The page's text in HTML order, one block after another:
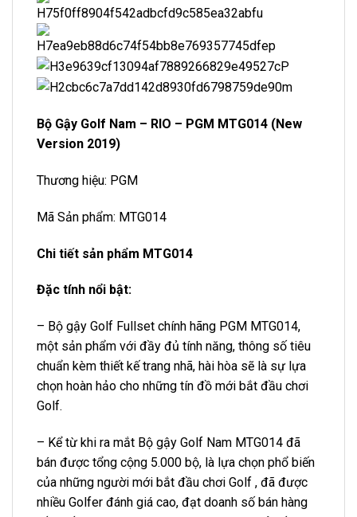
Bộ Gậy Golf Nam – RIO – PGM MTG014 (New
Version 2019)
Thương hiệu: PGM
Mã Sản phẩm: MTG014
Chi tiết sản phẩm MTG014
Đặc tính nổi bật:
– Bộ gậy Golf Fullset chính hãng PGM MTG014,
một sản phẩm với đầy đủ tính năng, thông số tiêu
chuẩn kèm thiết kế trang nhã, hài hòa sẽ là sự lựa
chọn hoàn hảo cho những tín đồ mới bắt đầu chơi
Golf.
– Kể từ khi ra mắt Bộ gậy Golf Nam MTG014 đã
bán được tổng cộng 5.000 bộ, là lựa chọn phổ biến
của những người mới bắt đầu chơi Golf , đã được
nhiều Golfer đánh giá cao, đạt doanh số bán hàng